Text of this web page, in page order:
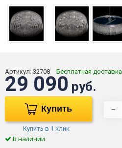
Артикул: 32708 Бесплатная доставка
29 090 руб.
Купить
Купить в 1 клик
−
В наличии